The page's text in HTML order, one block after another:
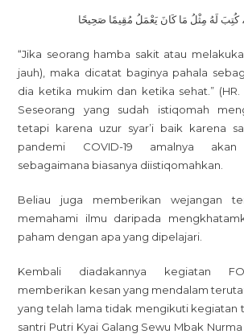
كُتِبَ لَهُ مِثْلُ مَا كَانَ يَعْمَلُ مُقِيمًا صَحِيحًا
“Jika seorang hamba sakit atau
jauh), maka dicatat baginya pahala
dia ketika mukim dan ketika sehat.” (HR.
Seseorang yang sudah istiqomah
tetapi karena uzur syar’i baik karena
pandemi COVID-19 amalnya
sebagaimana biasanya diistiqomahkan.
Beliau juga memberikan wejangan
memahami ilmu daripada
paham dengan apa yang dipelajari.
Kembali diadakannya kegiatan
memberikan kesan yang mendalam
yang telah lama tidak mengikuti kegiatan
santri Putri Kyai Galang Sewu Mbak